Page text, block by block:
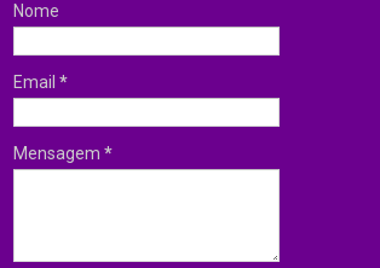
Nome
Email*
Mensagem*